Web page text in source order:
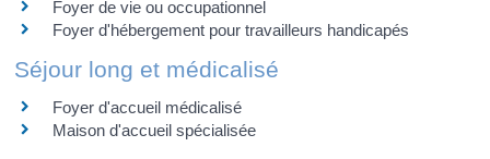
Foyer de vie ou occupationnel
Foyer d'hébergement pour travailleurs handicapés
Séjour long et médicalisé
Foyer d'accueil médicalisé
Maison d'accueil spécialisée